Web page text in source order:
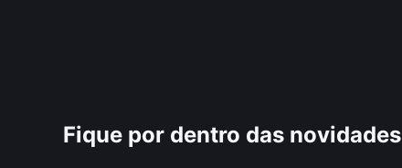
Fique por dentro das novidades